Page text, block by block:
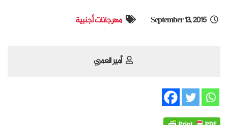
September 13, 2015 مهرجانات أجنبية
أمير العمري